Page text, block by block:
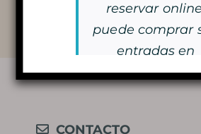
Aprende
HISTORIA
Volver a la
CONTACTO
reservar
puede comprar
entradas en
taquilla.
¡Nos vemos